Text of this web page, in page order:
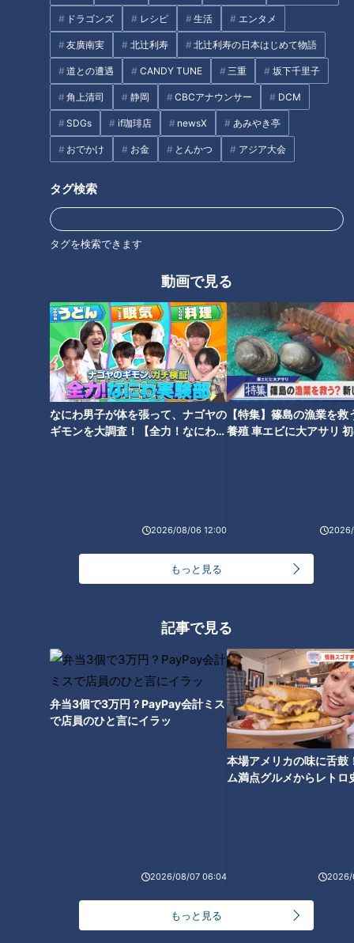
ドラゴンズ レシピ 生活 エンタメ
友廣南実 北辻利寿 北辻利寿の日本はじめて物語
道との遭遇 CANDY TUNE 三重 坂下千里子
角上清司 静岡 CBCアナウンサー DCM
SDGs if珈琲店 newsX あみやき亭
おでかけ お金 とんかつ アジア大会
タグ検索
タグを検索できます
動画で見る
なにわ男子が体を張って、ナゴヤの
ギモンを大調査！【全力！なにわ実
2026/08/06 12:00
【特集】篠島の漁業を救
養殖 車エビに大アサリ
もっと見る
記事で見る
弁当3個で3万円？PayPay会計ミス
で店員のひと言にイラッ
2026/08/07 06:04
本場アメリカの味に舌鼓
ム満点グルメからレトロ
2026/
もっと見る
まさに「ドラゴンズが変わった」というイメージチェンジお披
露目の日々だった。１軍の北谷町と２軍の読谷村は、連日、多
くのファンでにぎわった。２つの球場を結ぶシャトルバスも今
回初めて運行されて、行き来したいファンにとっては歓迎だっ
た。球場周辺で連日のように開催される、選手による臨時サイ
ン会。井上新監督がバットを手に投手陣を鍛える「Dirty
Hustle 99（ダーティー・ハッスル・ナインティナイン）」と
名づけられた特訓ノック。キャンプ終盤には、グラウンドの一
部をファンに開放して、間近に選手たちを見せる粋なサービス
他球団のフロントが「ドラゴンズのキャンプ地が、一番ファン
ームにとっては、特に必要不可欠な、明るさと元気さ全開のキ
ャンプだった。
１ランク上がった宏斗
そんなムードは上々として、肝心な戦力面での注目で、真っ先
に名前が挙がるのは、高橋宏斗（※「高」は「はしごだか」）
だろう。過去のキャンプでは、信奉する山本由伸（現ロサンゼ
ルス・ドジャース）のすり足フォームを採り入れるなど、試行
錯誤の場面もあった。しかし、今回はキャンプインから、１軍
ブルペンでの堂々たる主役だった。背番号「１９」が心地よく
投げ込む剛球に、思わず時を忘れて見入ってしまうほどだっ
た。醸し出すオーラも別格で、ドラゴンズにとって、待望久し
復活なるか？投手王国